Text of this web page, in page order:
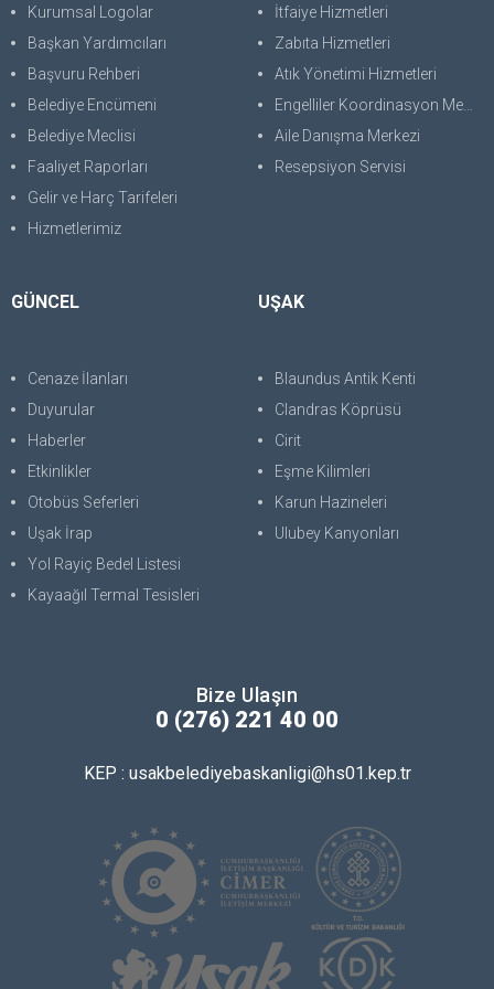
Kurumsal Logolar
Başkan Yardımcıları
Başvuru Rehberi
Belediye Encümeni
Belediye Meclisi
Faaliyet Raporları
Gelir ve Harç Tarifeleri
Hizmetlerimiz
İtfaiye Hizmetleri
Zabıta Hizmetleri
Atık Yönetimi Hizmetleri
Engelliler Koordinasyon Merkezi
Aile Danışma Merkezi
Resepsiyon Servisi
GÜNCEL
Cenaze İlanları
Duyurular
Haberler
Etkinlikler
Otobüs Seferleri
Uşak İrap
Yol Rayiç Bedel Listesi
Kayaağıl Termal Tesisleri
UŞAK
Blaundus Antik Kenti
Clandras Köprüsü
Cirit
Eşme Kilimleri
Karun Hazineleri
Ulubey Kanyonları
Bize Ulaşın
0 (276) 221 40 00
KEP : usakbelediyebaskanligi@hs01.kep.tr